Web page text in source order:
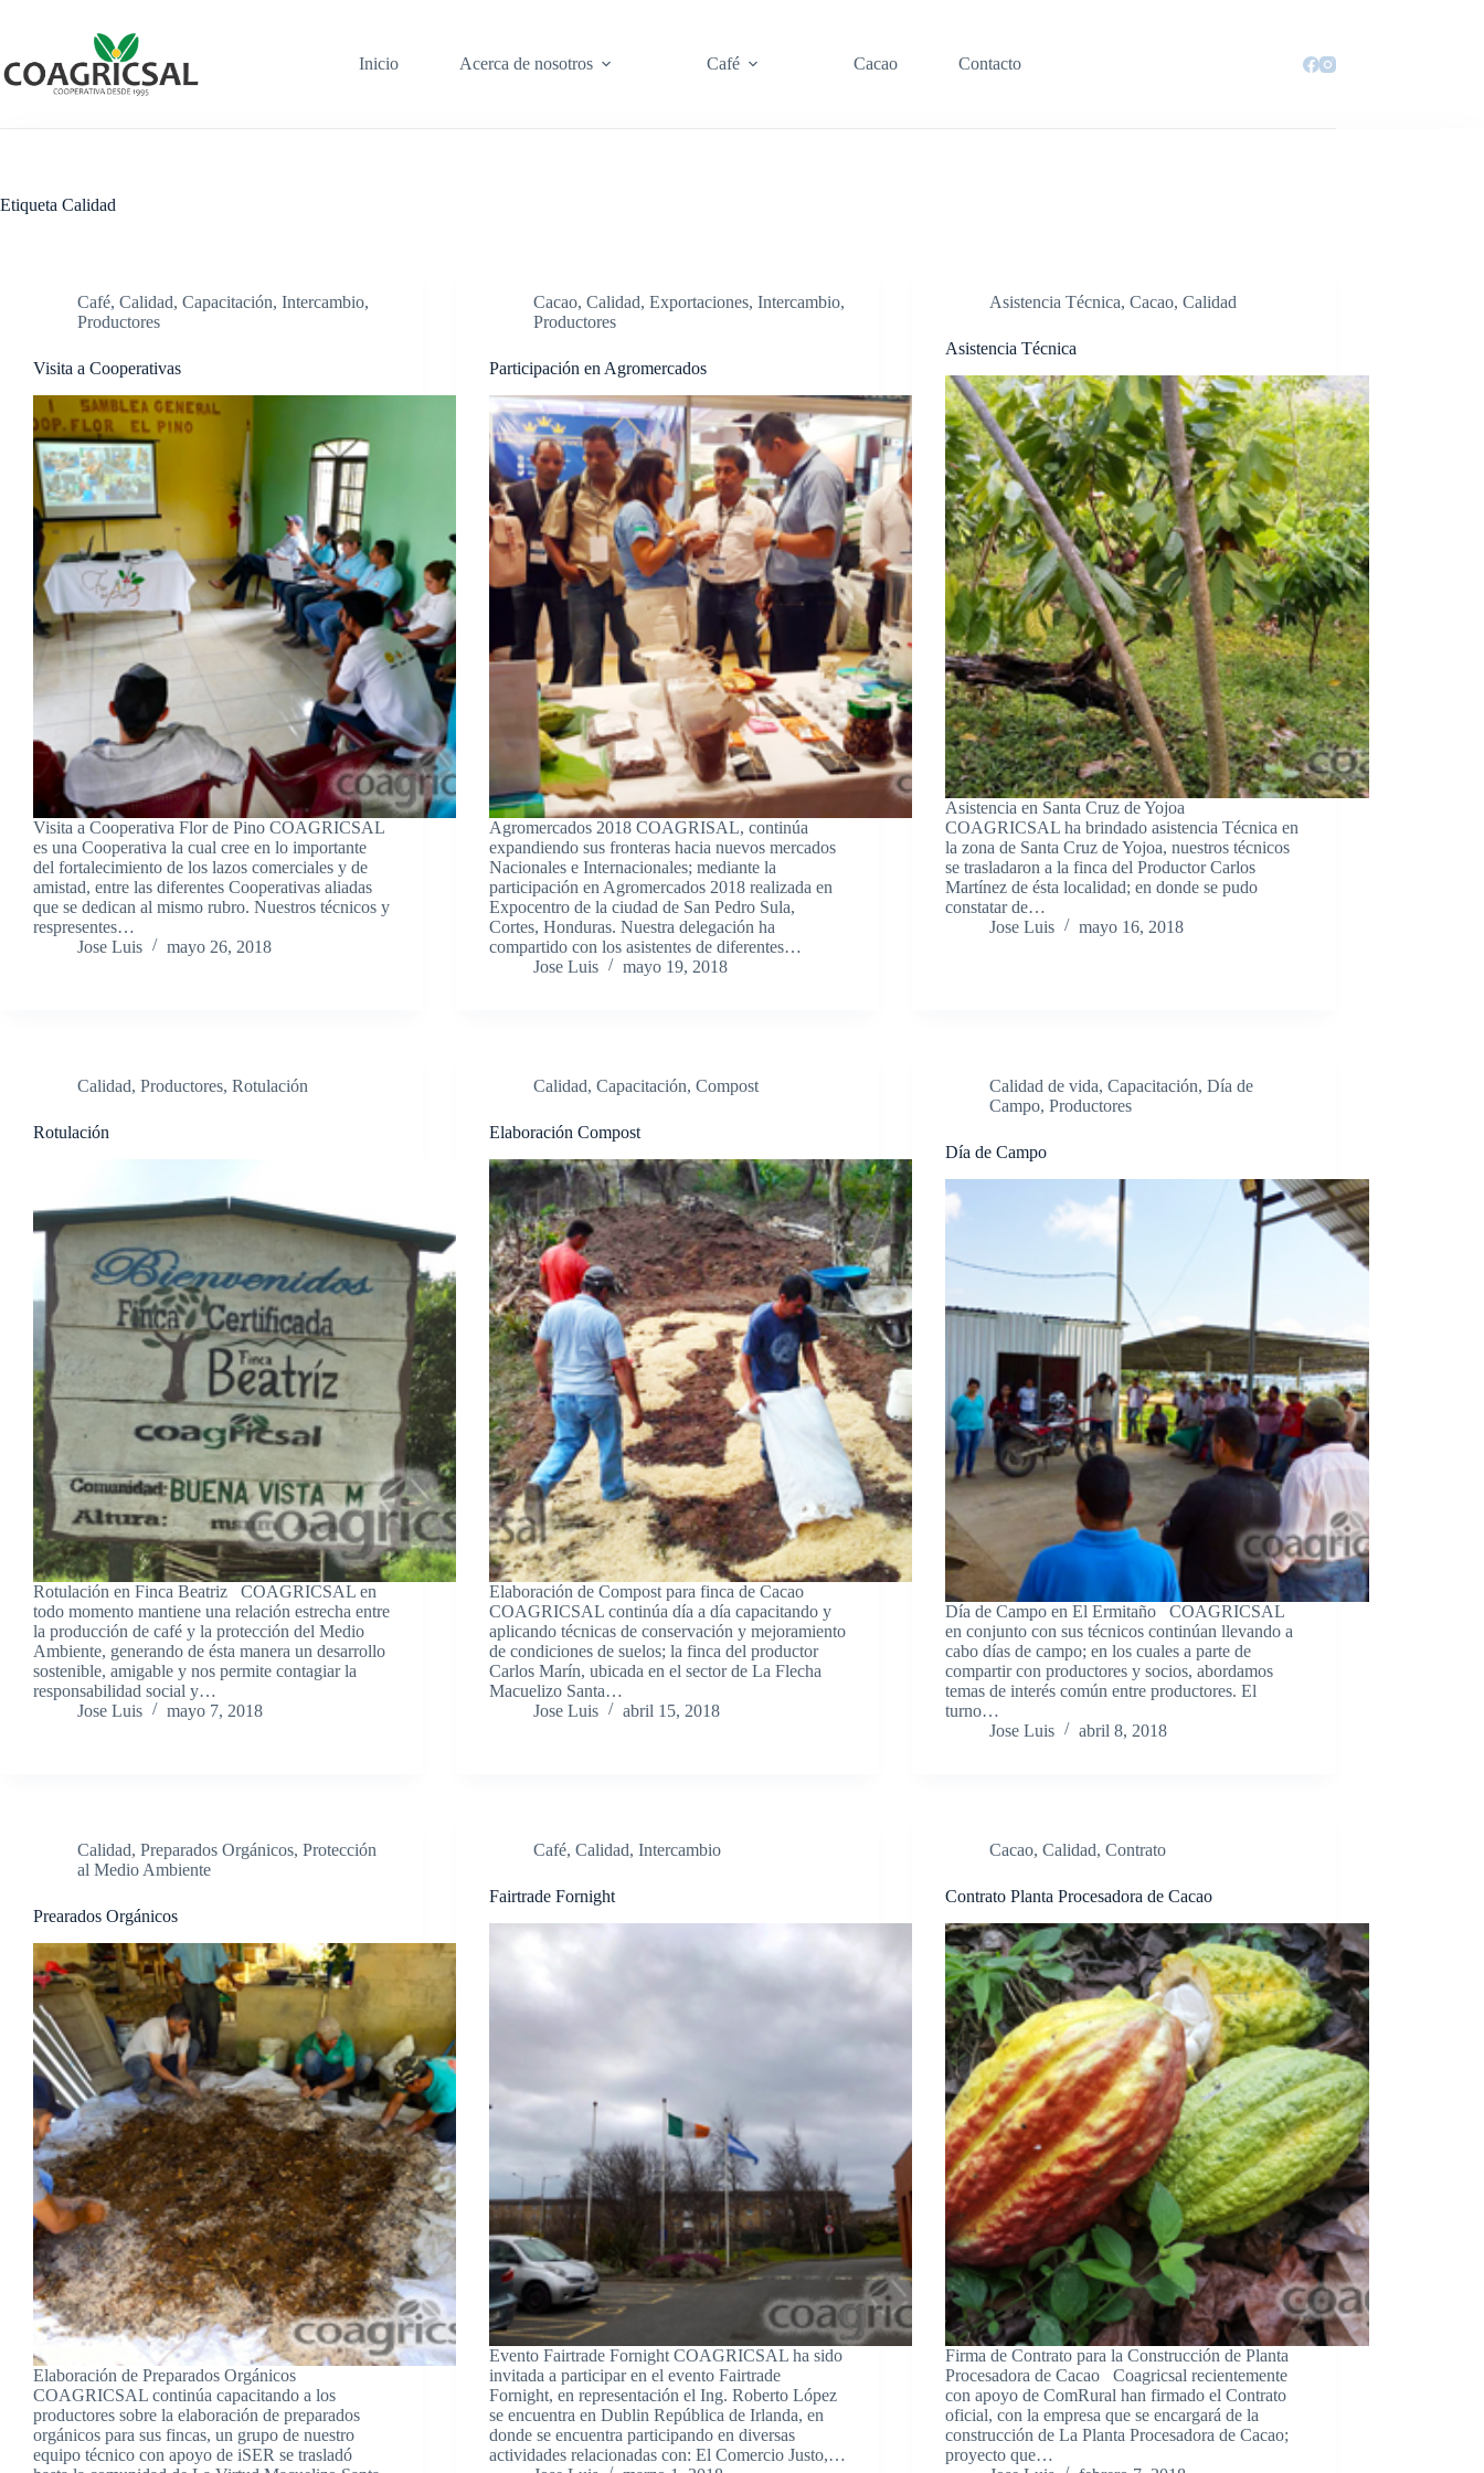
Inicio
Acerca de nosotros Café Cacao Contacto
Etiqueta Calidad
Café, Calidad, Capacitación, Intercambio,
Productores
Visita a Cooperativas
Visita a Cooperativa Flor de Pino COAGRICSAL
es una Cooperativa la cual cree en lo importante
del fortalecimiento de los lazos comerciales y de
amistad, entre las diferentes Cooperativas aliadas
que se dedican al mismo rubro. Nuestros técnicos y
respresentes…
Jose Luis
mayo 26, 2018
Cacao,Calidad,Exportaciones,Intercambio,
Productores
Participación en Agromercados
Agromercados 2018 COAGRISAL, continúa
expandiendo sus fronteras hacia nuevos mercados
Nacionales e Internacionales; mediante la
participación en Agromercados 2018 realizada en
Expocentro de la ciudad de San Pedro Sula,
Cortes, Honduras. Nuestra delegación ha
compartido con los asistentes de diferentes…
Jose Luis
mayo 19, 2018
Asistencia Técnica,Cacao,Calidad
Asistencia Técnica
Asistencia en Santa Cruz de Yojoa
COAGRICSAL ha brindado asistencia Técnica en
la zona de Santa Cruz de Yojoa, nuestros técnicos
se trasladaron a la finca del Productor Carlos
Martínez de ésta localidad; en donde se pudo
constatar de…
Jose Luis
mayo 16, 2018
Calidad, Productores, Rotulación
Rotulación
Rotulación en Finca Beatriz COAGRICSAL en
todo momento mantiene una relación estrecha entre
la producción de café y la protección del Medio
Ambiente, generando de ésta manera un desarrollo
sostenible, amigable y nos permite contagiar la
responsabilidad social y…
Jose Luis
mayo 7, 2018
Calidad,Capacitación,Compost
Elaboración Compost
Elaboración de Compost para finca de Cacao
COAGRICSAL continúa día a día capacitando y
aplicando técnicas de conservación y mejoramiento
de condiciones de suelos; la finca del productor
Carlos Marín, ubicada en el sector de La Flecha
Macuelizo Santa…
Jose Luis
abril 15, 2018
Calidad de vida,Capacitación,Día de
Campo,Productores
Día de Campo
Día de Campo en El Ermitaño COAGRICSAL
en conjunto con sus técnicos continúan llevando a
cabo días de campo; en los cuales a parte de
compartir con productores y socios, abordamos
temas de interés común entre productores. El
turno…
Jose Luis
abril 8, 2018
Calidad, Preparados Orgánicos, Protección
al Medio Ambiente
Prearados Orgánicos
Elaboración de Preparados Orgánicos
COAGRICSAL continúa capacitando a los
productores sobre la elaboración de preparados
orgánicos para sus fincas, un grupo de nuestro
equipo técnico con apoyo de iSER se trasladó
Café,Calidad,Intercambio
Fairtrade Fornight
Evento Fairtrade Fornight COAGRICSAL ha sido
invitada a participar en el evento Fairtrade
Fornight, en representación el Ing. Roberto López
se encuentra en Dublin República de Irlanda, en
donde se encuentra participando en diversas
actividades relacionadas con: El Comercio Justo,…
Cacao,Calidad,Contrato
Contrato Planta Procesadora de Cacao
Firma de Contrato para la Construcción de Planta
Procesadora de Cacao Coagricsal recientemente
con apoyo de ComRural han firmado el Contrato
oficial, con la empresa que se encargará de la
construcción de La Planta Procesadora de Cacao;
proyecto que…